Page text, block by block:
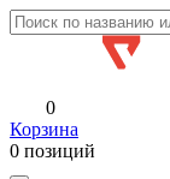
0
Корзина
0 позиций